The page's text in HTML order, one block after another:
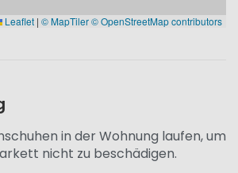
Leaflet | © MapTiler© OpenStreetMap contributors
in der Wohnung laufen, um
nicht zu beschädigen.